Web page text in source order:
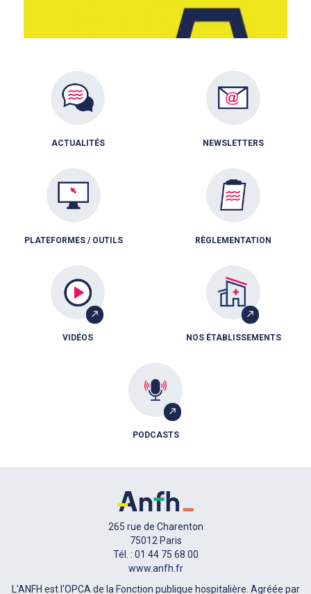
ACTUALITÉS NEWSLETTERS
PLATEFORMES / OUTILS RÈGLEMENTATION
VIDÉOS NOS ÉTABLISSEMENTS
PODCASTS
265 rue de Charenton
75012 Paris
Tél. : 01 44 75 68 00
www.anfh.fr
L'ANFH est l'OPCA de la Fonction publique hospitalière. Agréée par